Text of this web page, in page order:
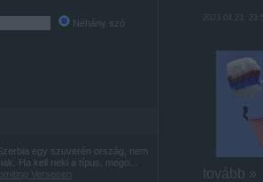
Néhány szó
egy szuverén ország, nem
Ha kell neki a típus, mego...
Versecen
tovább »